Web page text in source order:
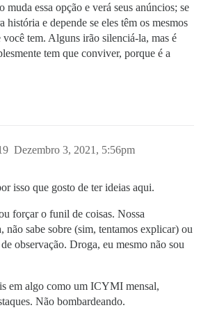
muda essa opção e verá seus anúncios; se
história e depende se eles têm os mesmos
você tem. Alguns irão silenciá-la, mas é
tem que conviver, porque é a
Dezembro 3, 2021, 5:56pm
isso que gosto de ter ideias aqui.
forçar o funil de coisas. Nossa
não sabe sobre (sim, tentamos explicar) ou
observação. Droga, eu mesmo não sou
em algo como um ICYMI mensal,
Não bombardeando.